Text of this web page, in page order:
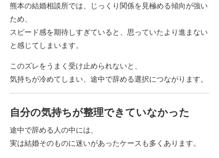
熊本の結婚相談所では、じっくり関係を見極める傾向が強い
ため、
スピード感を期待しすぎていると、思っていたより進まない
と感じてしまいます。
このズレをうまく受け止められないと、
気持ちが冷めてしまい、途中で辞める選択につながります。
自分の気持ちが整理できていなかった
途中で辞める人の中には、
実は結婚そのものに迷いがあったケースも多くあります。